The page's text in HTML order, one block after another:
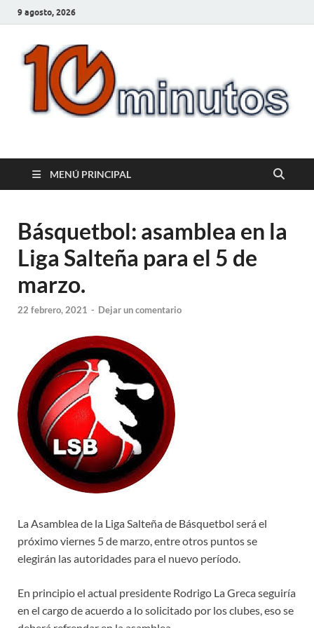
9 agosto, 2026
10minutos.com.uy
MENÚ PRINCIPAL
Básquetbol: asamblea en la
Liga Salteña para el 5 de
marzo.
22 febrero, 2021 - Dejar un comentario
La Asamblea de la Liga Salteña de Básquetbol será el
próximo viernes 5 de marzo, entre otros puntos se
elegirán las autoridades para el nuevo período.
En principio el actual presidente Rodrigo La Greca seguiría
en el cargo de acuerdo a lo solicitado por los clubes, eso se